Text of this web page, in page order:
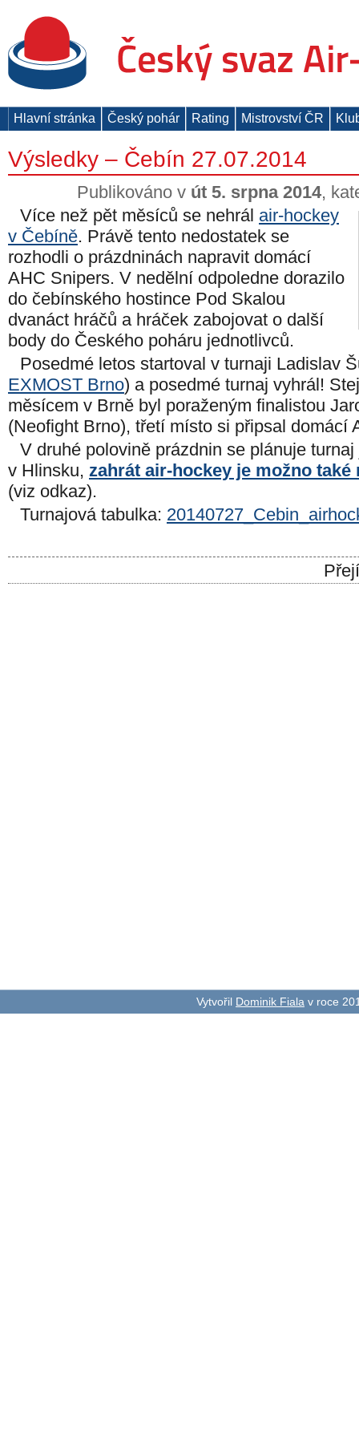
Hlavní stránka Český pohár Rating Mistrovství ČR
Výsledky – Čebín 27.07.2014
Publikováno v út 5. srpna 2014,
Více než pět měsíců se nehrál air-hockey
v Čebíně. Právě tento nedostatek se
rozhodli o prázdninách napravit domácí
AHC Snipers. V nedělní odpoledne dorazilo
do čebínského hostince Pod Skalou
dvanáct hráčů a hráček zabojovat o další
body do Českého poháru jednotlivců.
Posedmé letos startoval v turnaji Ladislav
EXMOST Brno) a posedmé turnaj vyhrál!
měsícem v Brně byl poraženým finalistou
(Neofight Brno), třetí místo si připsal domácí
V druhé polovině prázdnin se plánuje
v Hlinsku, zahrát air-hockey je možno také
(viz odkaz).
Turnajová tabulka:
Vytvořil Dominik Fiala v roce